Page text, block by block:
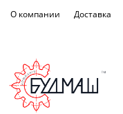
О компании Доставка